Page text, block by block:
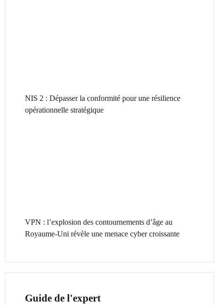
NIS 2 : Dépasser la conformité pour une résilience
opérationnelle stratégique
VPN : l’explosion des contournements d’âge au
Royaume-Uni révèle une menace cyber croissante
Guide de l'expert